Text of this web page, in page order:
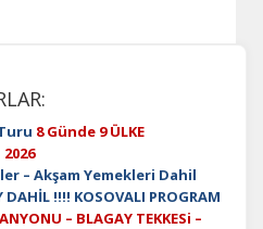
8 Günde 9 ÜLKE
2026
– Akşam Yemekleri Dahil
DAHİL !!!! KOSOVALI PROGRAM
– BLAGAY TEKKESi –